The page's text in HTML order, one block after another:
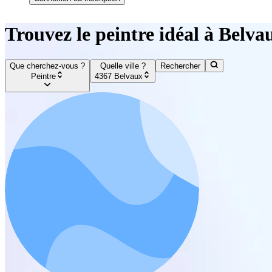
Trouvez le peintre idéal à
Que cherchez-vous ?
Peintre
Quelle ville ?
4367 Belvaux
Rechercher